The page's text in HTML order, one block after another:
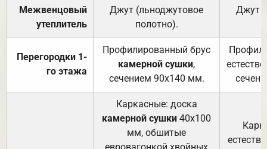
Межвенцовый
утеплитель
Джут (льноджутовое
полотно).
Джут
Перегородки 1-
го этажа
Профилированный брус
камерной сушки,
сечением 90х140 мм.
Каркасные: доска
камерной сушки 40х100
мм, обшитые